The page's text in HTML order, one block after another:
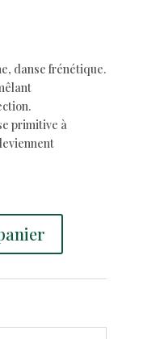
danse frénétique.
primitive à